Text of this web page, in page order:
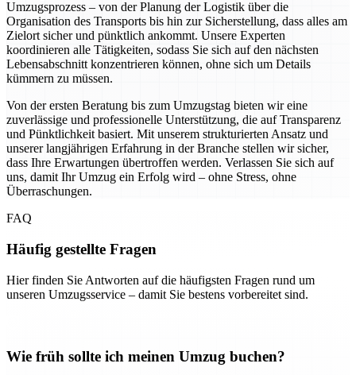
Umzugsprozess – von der Planung der Logistik über die
Organisation des Transports bis hin zur Sicherstellung, dass alles am
Zielort sicher und pünktlich ankommt. Unsere Experten
koordinieren alle Tätigkeiten, sodass Sie sich auf den nächsten
Lebensabschnitt konzentrieren können, ohne sich um Details
kümmern zu müssen.
Von der ersten Beratung bis zum Umzugstag bieten wir eine
zuverlässige und professionelle Unterstützung, die auf Transparenz
und Pünktlichkeit basiert. Mit unserem strukturierten Ansatz und
unserer langjährigen Erfahrung in der Branche stellen wir sicher,
dass Ihre Erwartungen übertroffen werden. Verlassen Sie sich auf
uns, damit Ihr Umzug ein Erfolg wird – ohne Stress, ohne
Überraschungen.
FAQ
Häufig gestellte Fragen
Hier finden Sie Antworten auf die häufigsten Fragen rund um
unseren Umzugsservice – damit Sie bestens vorbereitet sind.
Wie früh sollte ich meinen Umzug buchen?